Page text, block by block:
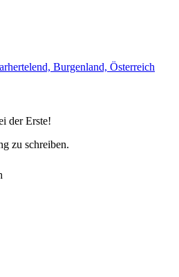
Burgenland, Österreich
der Erste!
zu schreiben.